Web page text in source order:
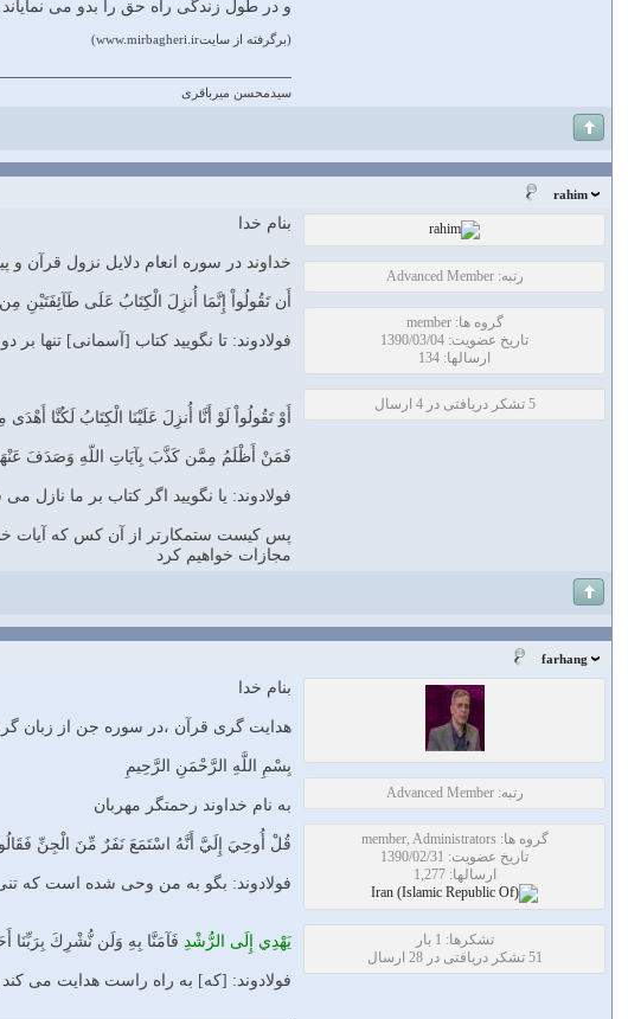
و در طول زندگی راه حق را بدو می
(برگرفته از سایتwww.mirbagheri.ir)
سیدمحسن میرباقری
rahim
رتبه: Advanced Member
گروه ها: member
تاریخ عضویت: 1390/03/04
ارسالها: 134
5 تشکر دریافتی در 4 ارسال
بنام خدا
خداوند در سوره انعام دلایل نزول قرآن
أَن تَقُولُواْ إِنَّمَا أُنزِلَ الْكِتَابُ عَلَى طَآئِفَتَيْنِ مِن
فولادوند: تا نگوييد كتاب [آسمانى] تنها
أَوْ تَقُولُواْ لَوْ أَنَّا أُنزِلَ عَلَيْنَا الْكِتَابُ لَكُنَّا أَهْدَى
فَمَنْ أَظْلَمُ مِمَّن كَذَّبَ بِآيَاتِ اللّهِ وَصَدَفَ عَنْهَا
فولادوند: يا نگوييد اگر كتاب بر ما
پس كيست‏ ستمكارتر از آن كس كه آيات
مجازات خواهيم كرد
farhang
رتبه: Advanced Member
گروه ها: member, Administrators
تاریخ عضویت: 1390/02/31
ارسالها: 1,277
تشکرها: 1 بار
51 تشکر دریافتی در 28 ارسال
بنام خدا
هدایت گری قرآن ،در سوره جن از زبان
بِسْمِ اللَّهِ الرَّحْمَنِ الرَّحِيمِ
به نام خداوند رحمتگر مهربان
قُلْ أُوحِيَ إِلَيَّ أَنَّهُ اسْتَمَعَ نَفَرٌ مِّنَ الْجِنِّ فَقَالُوا
فولادوند: بگو به من وحى شده است كه
يَهْدِي إِلَى الرُّشْدِ فَآمَنَّا بِهِ وَلَن نُّشْرِكَ بِرَبِّنَا
فولادوند: [كه] به راه راست هدايت مى‏